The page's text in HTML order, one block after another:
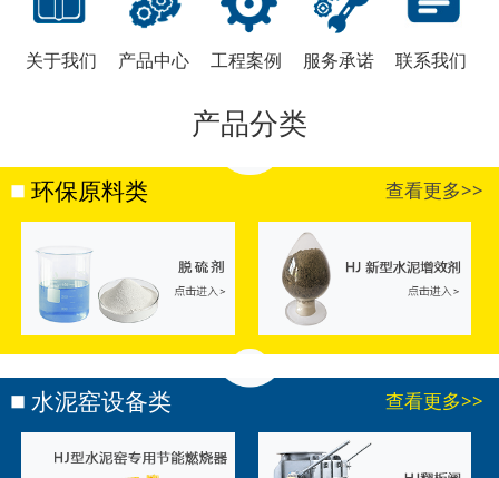
关于我们 产品中心 工程案例 服务承诺 联系我们
产品分类
环保原料类 查看更多>>
水泥窑设备类 查看更多>>